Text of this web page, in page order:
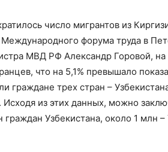
число мигрантов из
форума труда в
МВД РФ Александр Горовой, на
что на 5,1% превышало
граждане трех стран –
Исходя из этих данных, можно
граждан Узбекистана, около 1 млн